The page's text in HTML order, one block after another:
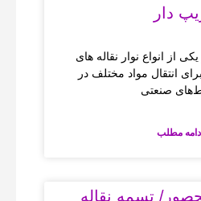
دار
از انواع نوار نقاله‌ های
انتقال مواد مختلف در
صنعتی
مطلب
تسمه نقاله